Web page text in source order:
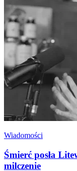
Wiadomości
Śmierć posła
milczenie